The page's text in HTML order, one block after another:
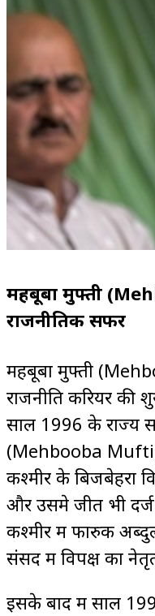
महबूबा मुफ्ती
राजनीतिक सफर
महबूबा मुफ्ती
राजनीति करियर की
साल 1996 के राज्य
(Mehbooba
कश्मीर के बिजबेहरा
और उसमे जीत भी दर्ज
कश्मीर में फारुक
संसद में विपक्ष का
इसके बाद में साल